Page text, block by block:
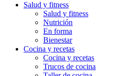
Salud y fitness
Salud y fitness
Nutrición
En forma
Bienestar
Cocina y recetas
Cocina y recetas
Trucos de cocina